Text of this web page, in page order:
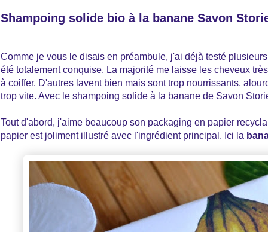
Shampoing solide bio à la banane Savon
Comme je vous le disais en préambule, j'ai déjà testé
été totalement conquise. La majorité me laisse les cheveux
à coiffer. D'autres lavent bien mais sont trop nourrissants,
trop vite. Avec le shampoing solide à la banane de Savon
Tout d'abord, j'aime beaucoup son packaging en papier
papier est joliment illustré avec l'ingrédient principal. Ici la